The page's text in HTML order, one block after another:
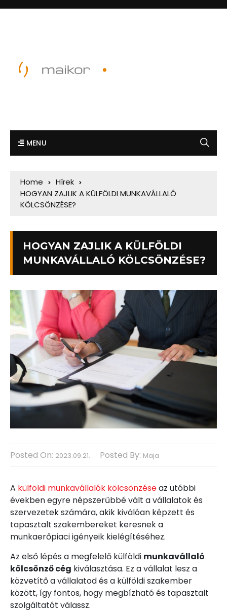
MENU
Home
Hírek
HOGYAN ZAJLIK A KÜLFÖLDI MUNKAVÁLLALÓ
KÖLCSÖNZÉSE?
HOGYAN ZAJLIK A KÜLFÖLDI
MUNKAVÁLLALÓ KÖLCSÖNZÉSE?
Posted On: 2023.09.21. Posted By: Maja
A külföldi munkavállalók kölcsönzéseaz utóbbi
években egyre népszerűbbé vált a vállalatok és
szervezetek számára, akik kiválóan képzett és
tapasztalt szakembereket keresnek a
munkaerőpiaci igényeik kielégítéséhez.
Az első lépés a megfelelő külföldi munkavállaló
kölcsönző cég kiválasztása. Ez a vállalat lesz a
közvetítő a vállalatod és a külföldi szakember
között, így fontos, hogy megbízható és tapasztalt
szolgáltatót válassz.